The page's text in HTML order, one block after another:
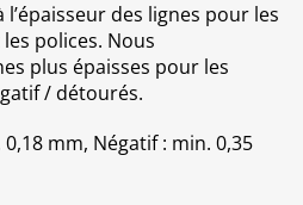
des lignes pour les
polices. Nous
plus épaisses pour les
/ détourés.
mm, Négatif : min. 0,35